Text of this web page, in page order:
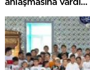
anlaşmasına vardı…